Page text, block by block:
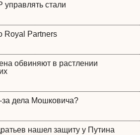
управлять стали
Royal Partners
обвиняют в растлении
за дела Мошковича?
нашел защиту у Путина